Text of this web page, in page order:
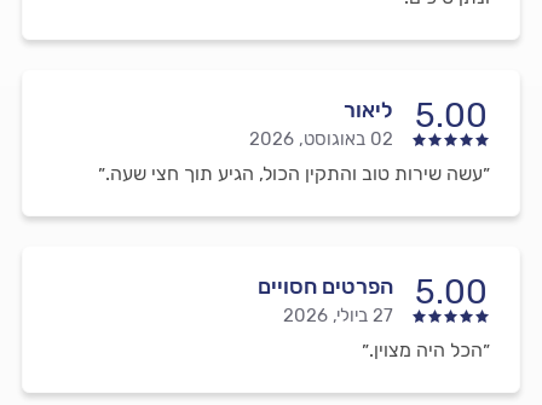
5.00 ליאור
02 באוגוסט, 2026
״עשה שירות טוב והתקין הכול, הגיע תוך חצי שעה.״
5.00 הפרטים חסויים
27 ביולי, 2026
״הכל היה מצוין.״